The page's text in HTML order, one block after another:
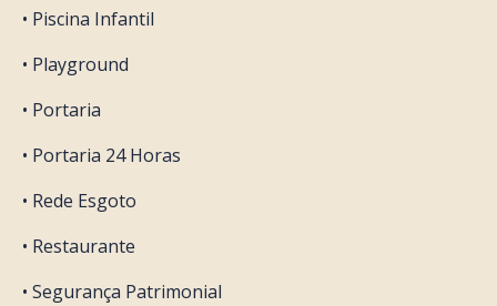
• Piscina Infantil
• Playground
• Portaria
• Portaria 24 Horas
• Rede Esgoto
• Restaurante
• Segurança Patrimonial